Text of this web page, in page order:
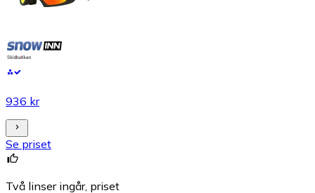
936 kr
Se priset
Två linser ingår, priset